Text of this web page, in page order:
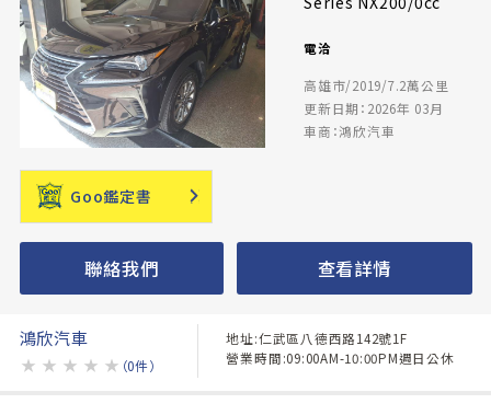
電洽
高雄市/2019/7.2萬公里
更新日期：2026年 03月
車商：鴻欣汽車
Goo鑑定書
聯絡我們 查看詳情
鴻欣汽車
★ ★ ★ ★ ★ （0件）
地址:仁武區八德西路142號1F
營業時間:09:00AM-10:00PM週日公休